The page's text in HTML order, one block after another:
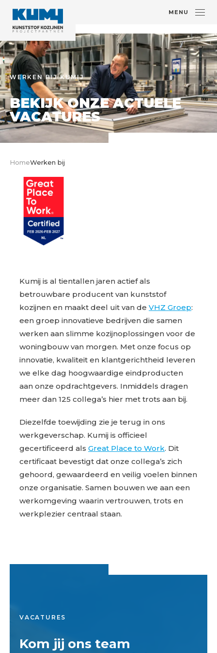
MENU
WERKEN BIJ KUMIJ
BEKIJK ONZE ACTUELE
VACATURES
HomeWerken bij
Kumij is al tientallen jaren actief als
betrouwbare producent van kunststof
kozijnen en maakt deel uit van de VHZ Groep:
een groep innovatieve bedrijven die samen
werken aan slimme kozijnoplossingen voor de
woningbouw van morgen. Met onze focus op
innovatie, kwaliteit en klantgerichtheid leveren
we elke dag hoogwaardige eindproducten
aan onze opdrachtgevers. Inmiddels dragen
meer dan 125 collega’s hier met trots aan bij.
Diezelfde toewijding zie je terug in ons
werkgeverschap. Kumij is officieel
gecertificeerd als Great Place to Work. Dit
certificaat bevestigt dat onze collega’s zich
gehoord, gewaardeerd en veilig voelen binnen
onze organisatie. Samen bouwen we aan een
werkomgeving waarin vertrouwen, trots en
werkplezier centraal staan.
VACATURES
Kom jij ons team